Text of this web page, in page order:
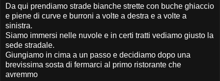
Da qui prendiamo strade bianche strette con buche ghiaccio
e piene di curve e burroni a volte a destra e a volte a
sinistra.
Siamo immersi nelle nuvole e in certi tratti vediamo giusto la
sede stradale.
Giungiamo in cima a un passo e decidiamo dopo una
brevissima sosta di fermarci al primo ristorante che
avremmo